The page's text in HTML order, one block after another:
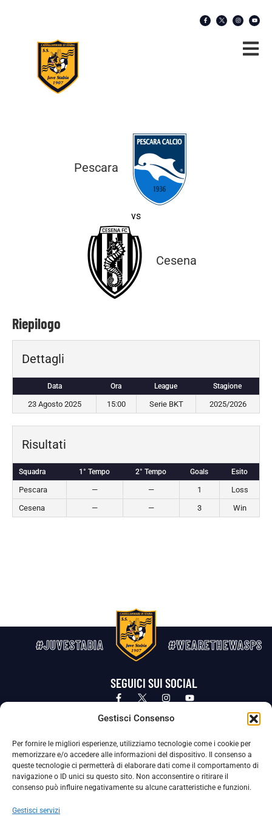
Gestisci Consenso
Per fornire le migliori esperienze, utilizziamo tecnologie come i cookie per
memorizzare e/o accedere alle informazioni del dispositivo. Il consenso a
queste tecnologie ci permetterà di elaborare dati come il comportamento di
navigazione o ID unici su questo sito. Non acconsentire o ritirare il
consenso può influire negativamente su alcune caratteristiche e funzioni.
Gestisci servizi
Pescara
vs
Cesena
Riepilogo
Dettagli
Data Ora League Stagione
23 Agosto 2025 15:00 Serie BKT 2025/2026
Risultati
Squadra 1° Tempo 2° Tempo Goals Esito
Pescara — — 1
Loss
Cesena
— — 3 Win
#JUVESTABIA #WEARETHEWASPS
SEGUICI SUI SOCIAL
Privacy Policy Cookie Policy
La Società ha nominato il Responsabile della Protezione dei Dati Personali (DPO), figura specializzata che vigila sulle modalità
adottate dalla nostra Società per tutelare i Suoi dati personali.
Per contattare il DPO può scrivere a